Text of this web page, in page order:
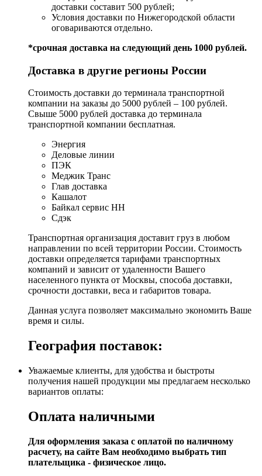
доставки составит 500 рублей;
Условия доставки по Нижегородской области
оговариваются отдельно.
*срочная доставка на следующий день 1000 рублей.
Доставка в другие регионы России
Стоимость доставки до терминала транспортной
компании на заказы до 5000 рублей – 100 рублей.
Свыше 5000 рублей доставка до терминала
транспортной компании бесплатная.
Энергия
Деловые линии
ПЭК
Меджик Транс
Глав доставка
Кашалот
Байкал сервис НН
Сдэк
Транспортная организация доставит груз в любом
направлении по всей территории России. Стоимость
доставки определяется тарифами транспортных
компаний и зависит от удаленности Вашего
населенного пункта от Москвы, способа доставки,
срочности доставки, веса и габаритов товара.
Данная услуга позволяет максимально экономить Ваше
время и силы.
География поставок:
Уважаемые клиенты, для удобства и быстроты
получения нашей продукции мы предлагаем несколько
вариантов оплаты:
Оплата наличными
Для оформления заказа с оплатой по наличному
расчету, на сайте Вам необходимо выбрать тип
плательщика - физическое лицо.